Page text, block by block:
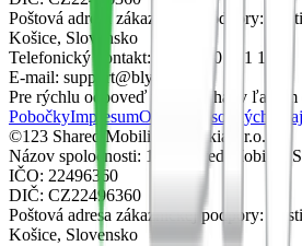
Poštová adresa zákazníckej podpory:
Košice, Slovensko
Telefonický kontakt: +421 800 221 123
E-mail: support@blynkr.sk
Pre rýchlu odpoveď využite chat v ľavom
PobočkyImpresumOchrana osobných
©123 Shared Mobility Slovakia s.r.o.
Názov spoločnosti: 123 Shared Mobility
IČO: 22496360
DIČ: CZ22496360
Poštová adresa zákazníckej podpory:
Košice, Slovensko